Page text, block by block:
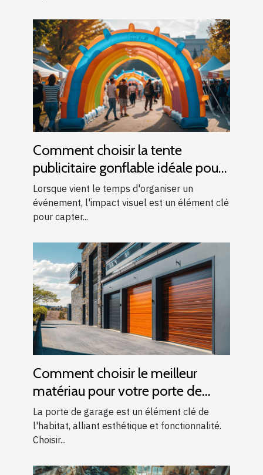
Comment choisir la tente
publicitaire gonflable idéale pour
vos événements
Lorsque vient le temps d'organiser un
événement, l'impact visuel est un élément clé
pour capter...
Comment choisir le meilleur
matériau pour votre porte de
garage
La porte de garage est un élément clé de
l'habitat, alliant esthétique et fonctionnalité.
Choisir...